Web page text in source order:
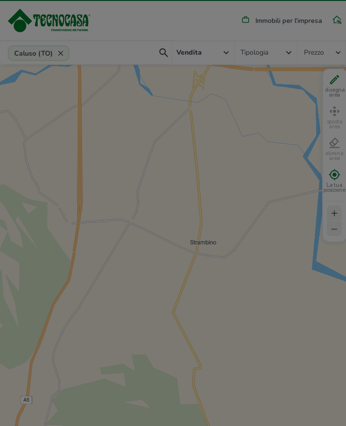
Immobili per l'impresa
Provincia, comune, zona, riferimento
Caluso (TO) Vendita Tipologia Prezzo
disegna
area
sposta
area
elimina
area
La tua
posizione
+
–